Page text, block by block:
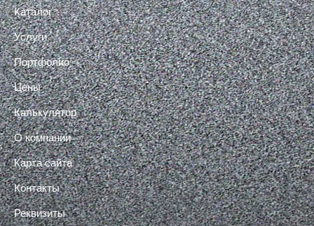
Каталог
Услуги
Портфолио
Цены
Калькулятор
О компании
Карта сайта
Контакты
Реквизиты